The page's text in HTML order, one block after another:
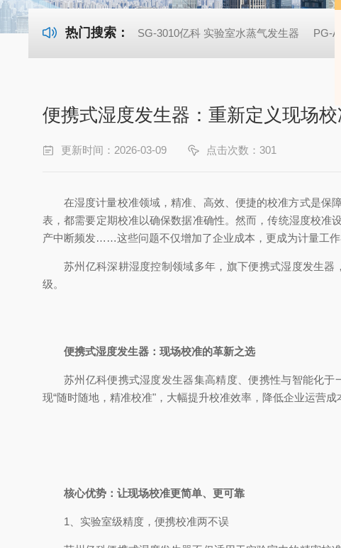
热门搜索： SG-3010亿科 实验室水蒸气发生器 PG-
便携式湿度发生器：重新定义现场
更新时间：2026-03-09 点击次数：301
在湿度计量校准领域，精准、高效、便捷的校准方式是保
表，都需要定期校准以确保数据准确性。然而，传统湿度校
产中断频发……这些问题不仅增加了企业成本，更成为计量工作
苏州亿科深耕湿度控制领域多年，旗下便携式湿度发生
级。
便携式湿度发生器：现场校准的革新之选
苏州亿科便携式湿度发生器集高精度、便携性与智能化
现“随时随地，精准校准"，大幅提升校准效率，降低企业运营成
核心优势：让现场校准更简单、更可靠
1、实验室级精度，便携校准两不误